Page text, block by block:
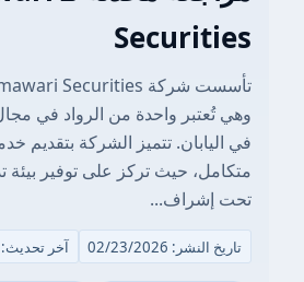
Securities
وهي تُعتبر واحدة من الرواد في
في اليابان. تتميز الشركة بتقديم
متكامل، حيث تركز على توفير بيئة
تحت إشراف...
تاريخ النشر: 02/23/2026 آخر تحديث: 02/23/2026